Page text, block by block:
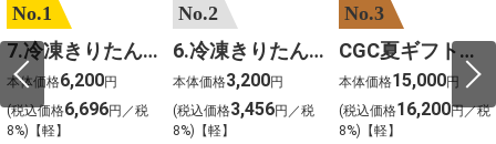
No.1
7.冷凍きりたんぽセットM 野菜なし 4人前
本体価格6,200円
(税込価格6,696円／税
8%)【軽】
No.2
6.冷凍きりたんぽセットＳ 野菜なし 2人前
本体価格3,200円
(税込価格3,456円／税
8%)【軽】
No.3
CGC夏ギフト【1101】和牛苑 神戸牛・三田和牛食べ比べ(680g)
本体価格15,000円
(税込価格16,200円／税
8%)【軽】